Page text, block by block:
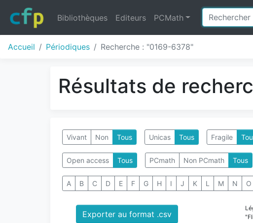
Bibliothèques Editeurs PCMath
Accueil Périodiques Recherche : "0169-6378"
Résultats de
Vivant Non Tous Unicas Tous Fragile
Open access Tous PCmath Non PCmath Tous
A B C D E F G H I J K L M N O
Exporter au format .csv